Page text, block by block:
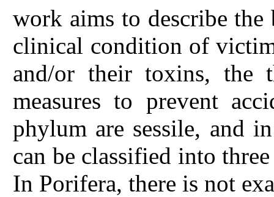
work aims to describe
clinical condition of
and/or their toxins, the
measures to prevent
phylum are sessile, and
can be classified into
In Porifera, there is not